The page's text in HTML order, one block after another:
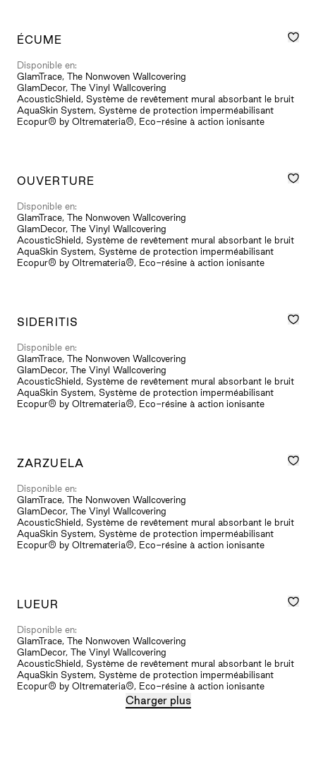
ÉCUME
Disponible en:
GlamTrace, The Nonwoven Wallcovering
GlamDecor, The Vinyl Wallcovering
AcousticShield, Système de revêtement mural absorbant le bruit
AquaSkin System, Système de protection imperméabilisant
Ecopur® by Oltremateria®, Eco-résine à action ionisante
OUVERTURE
Disponible en:
GlamTrace, The Nonwoven Wallcovering
GlamDecor, The Vinyl Wallcovering
AcousticShield, Système de revêtement mural absorbant le bruit
AquaSkin System, Système de protection imperméabilisant
Ecopur® by Oltremateria®, Eco-résine à action ionisante
SIDERITIS
Disponible en:
GlamTrace, The Nonwoven Wallcovering
GlamDecor, The Vinyl Wallcovering
AcousticShield, Système de revêtement mural absorbant le bruit
AquaSkin System, Système de protection imperméabilisant
Ecopur® by Oltremateria®, Eco-résine à action ionisante
ZARZUELA
Disponible en:
GlamTrace, The Nonwoven Wallcovering
GlamDecor, The Vinyl Wallcovering
AcousticShield, Système de revêtement mural absorbant le bruit
AquaSkin System, Système de protection imperméabilisant
Ecopur® by Oltremateria®, Eco-résine à action ionisante
LUEUR
Disponible en:
GlamTrace, The Nonwoven Wallcovering
GlamDecor, The Vinyl Wallcovering
AcousticShield, Système de revêtement mural absorbant le bruit
AquaSkin System, Système de protection imperméabilisant
Ecopur® by Oltremateria®, Eco-résine à action ionisante
Charger plus